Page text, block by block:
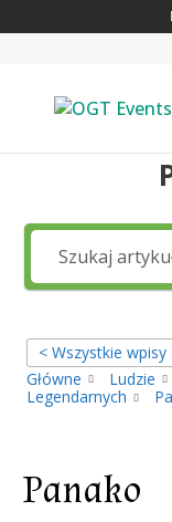
< Wszystkie wpisy
Główne
Ludzie
Legendarnych
Panako